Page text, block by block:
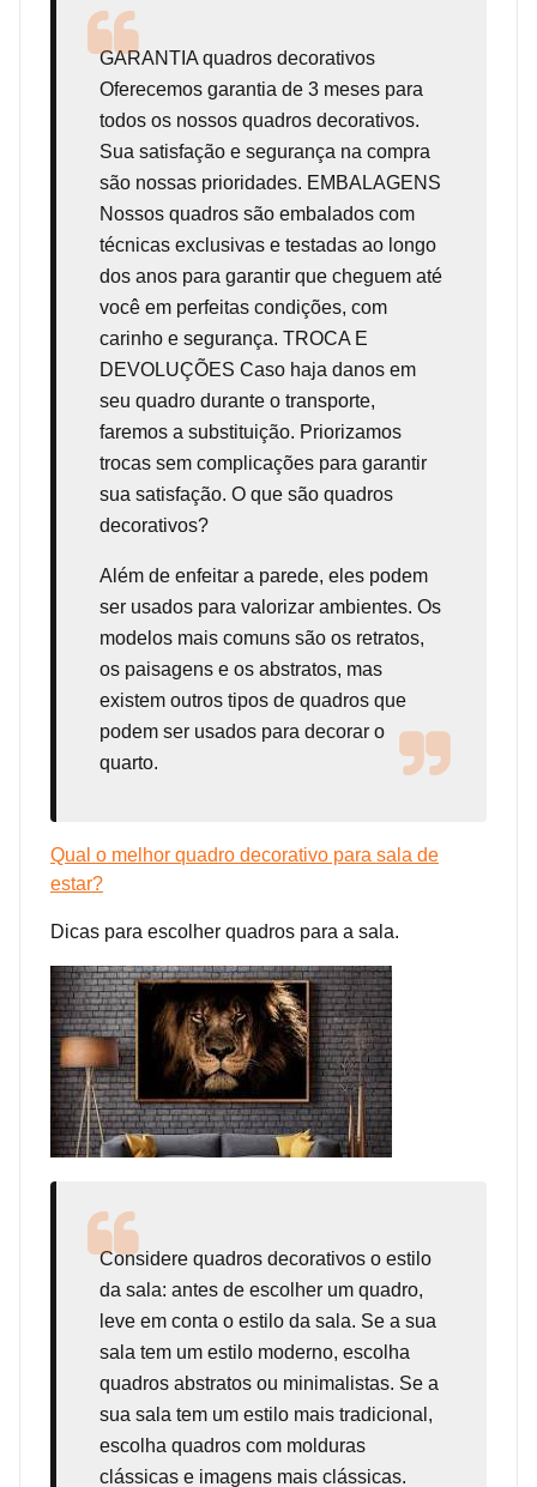
GARANTIA quadros decorativos
Oferecemos garantia de 3 meses para
todos os nossos quadros decorativos.
Sua satisfação e segurança na compra
são nossas prioridades. EMBALAGENS
Nossos quadros são embalados com
técnicas exclusivas e testadas ao longo
dos anos para garantir que cheguem até
você em perfeitas condições, com
carinho e segurança. TROCA E
DEVOLUÇÕES Caso haja danos em
seu quadro durante o transporte,
faremos a substituição. Priorizamos
trocas sem complicações para garantir
sua satisfação. O que são quadros
decorativos?
Além de enfeitar a parede, eles podem
ser usados para valorizar ambientes. Os
modelos mais comuns são os retratos,
os paisagens e os abstratos, mas
existem outros tipos de quadros que
podem ser usados para decorar o
quarto.
Qual o melhor quadro decorativo para sala de
estar?
Dicas para escolher quadros para a sala.
Considere quadros decorativos o estilo
da sala: antes de escolher um quadro,
leve em conta o estilo da sala. Se a sua
sala tem um estilo moderno, escolha
quadros abstratos ou minimalistas. Se a
sua sala tem um estilo mais tradicional,
escolha quadros com molduras
clássicas e imagens mais clássicas.